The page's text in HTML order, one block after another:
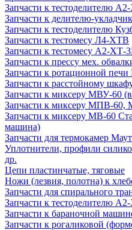
Запчасти к тестоделителю
Запчасти к делителю-
Запчасти к тестоделителю
Запчасти к тестомесу Л4-ХТВ
Запчасти к тестомесу А2-ХТ-
Запчасти к прессу мех.
Запчасти к ротационной
Запчасти к расстойному
Запчасти к миксеру МВУ-60
Запчасти к миксеру МПВ-60,
Запчасти к миксеру МВ-60
машина)
Запчасти для термокамер
Уплотнители, профили
др.
Цепи пластинчатые, тяговые
Ножи (лезвия, полотна) к
Запчасти для спирального
Запчасти к тестоделителю
Запчасти к бараночной
Запчасти к рогаликовой